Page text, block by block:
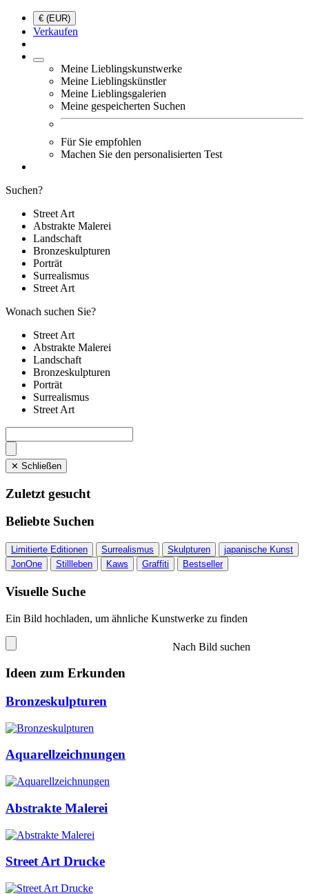
€ (EUR)
Verkaufen
Meine Lieblingskunstwerke
Meine Lieblingskünstler
Meine Lieblingsgalerien
Meine gespeicherten Suchen
Für Sie empfohlen
Machen Sie den personalisierten Test
Suchen?
Street Art
Abstrakte Malerei
Landschaft
Bronzeskulpturen
Porträt
Surrealismus
Street Art
Wonach suchen Sie?
Street Art
Abstrakte Malerei
Landschaft
Bronzeskulpturen
Porträt
Surrealismus
Street Art
✕ Schließen
Zuletzt gesucht
Beliebte Suchen
Limitierte Editionen Surrealismus Skulpturen
japanische Kunst
JonOne
Stillleben Kaws Graffiti Bestseller
Visuelle Suche
Ein Bild hochladen, um ähnliche Kunstwerke zu finden
Nach Bild suchen
Ideen zum Erkunden
Bronzeskulpturen
Aquarellzeichnungen
Abstrakte Malerei
Street Art Drucke